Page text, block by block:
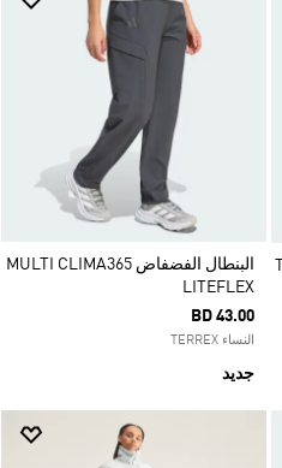
البنطال الفضفاض MULTI CLIMA365
LITEFLEX
BD 43.00
النساء TERREX
جديد